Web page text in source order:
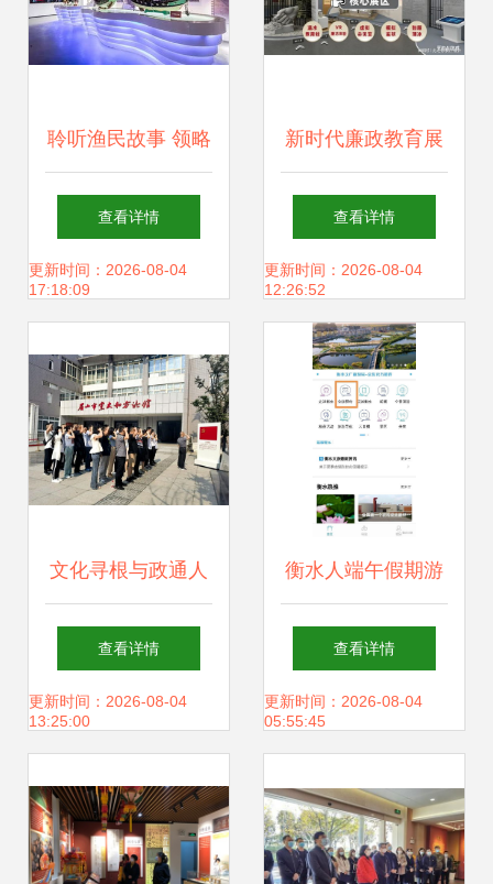
聆听渔民故事 领略
沙坡文化 沙尾活态
展示馆开馆啦
查看详情
更新时间：2026-08-04
17:18:09
新时代廉政教育展
厅升级改造与文化
建设方案
查看详情
更新时间：2026-08-04
12:26:52
文化寻根与政通人
和——记眉山市政
务服务管理局走进
动
查看详情
更新时间：2026-08-04
13:25:00
衡水人端午假期游
玩，这款小程序必
不可少
查看详情
更新时间：2026-08-04
05:55:45